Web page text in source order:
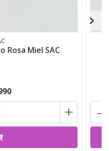
Rosa Miel SAC
+ -